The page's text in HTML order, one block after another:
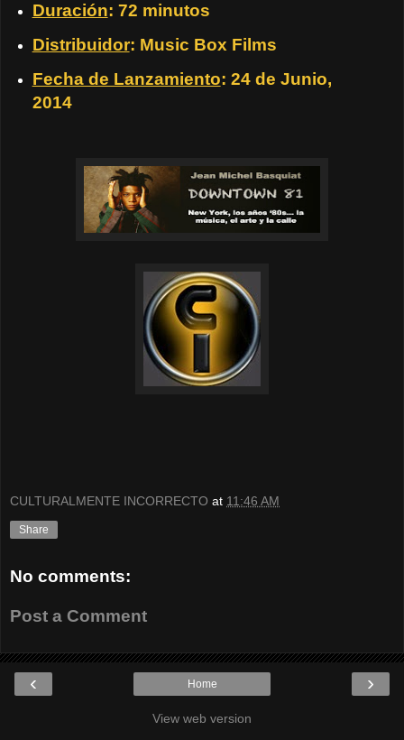
Duración: 72 minutos
Distribuidor: Music Box Films
Fecha de Lanzamiento: 24 de Junio,
2014
CULTURALMENTE INCORRECTO at 11:46 AM
Share
No comments:
Post a Comment
‹ ›
Home
View web version